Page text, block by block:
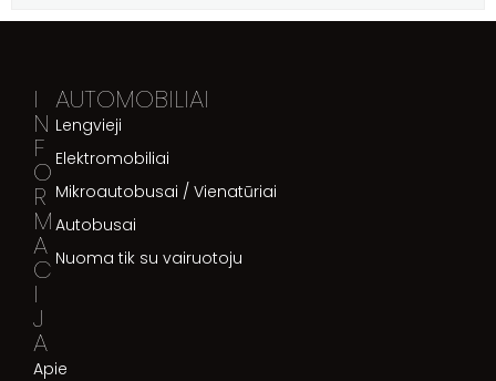
I
N
F
O
R
M
A
C
I
J
A
Apie
AUTOMOBILIAI
Lengvieji
Elektromobiliai
Mikroautobusai / Vienatūriai
Autobusai
Nuoma tik su vairuotoju